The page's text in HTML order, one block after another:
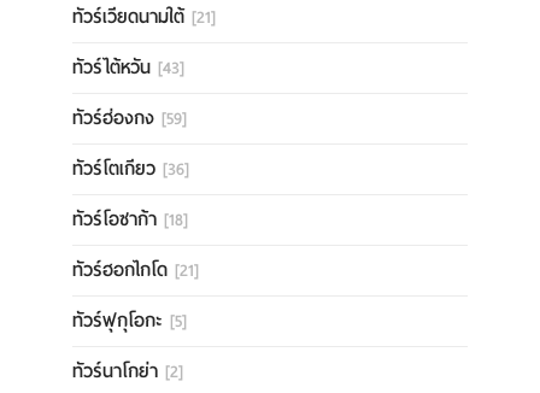
ทัวร์เวียดนามใต้ [21]
ทัวร์ไต้หวัน [43]
ทัวร์ฮ่องกง [59]
ทัวร์โตเกียว [36]
ทัวร์โอซาก้า [18]
ทัวร์ฮอกไกโด [21]
ทัวร์ฟุกุโอกะ [5]
ทัวร์นาโกย่า [2]